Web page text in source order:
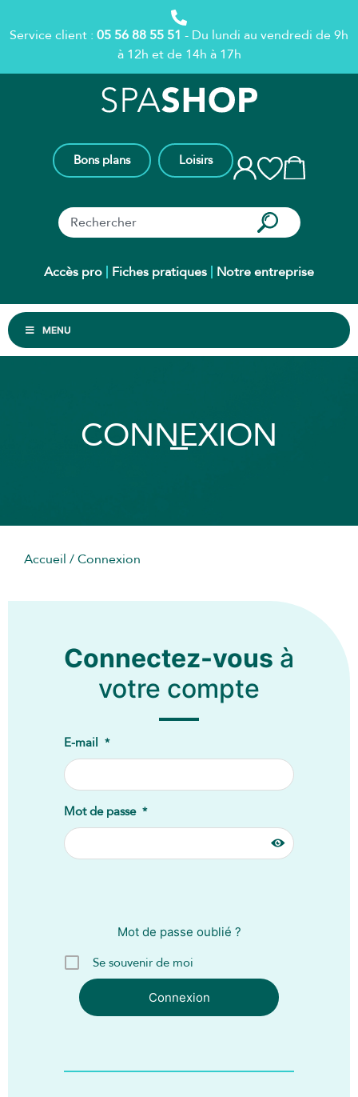
Service client : 05 56 88 55 51 - Du lundi au vendredi de 9h
à 12h et de 14h à 17h
Bons plans Loisirs
Accès pro Fiches pratiques Notre entreprise
MENU
CONNEXION
Accueil / Connexion
Connectez-vous à
votre compte
E-mail *
Mot de passe *
Se souvenir de moi
Mot de passe oublié ?